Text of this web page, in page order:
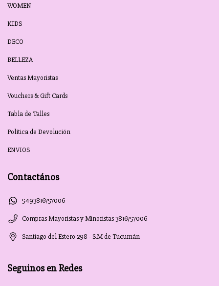
WOMEN
KIDS
DECO
BELLEZA
Ventas Mayoristas
Vouchers & Gift Cards
Tabla de Talles
Política de Devolución
ENVIOS
Contactános
5493816757006
Compras Mayoristas y Minoristas 3816757006
Santiago del Estero 298 - S.M de Tucumán
Seguinos en Redes